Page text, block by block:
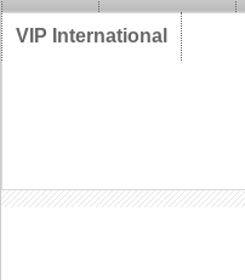
VIP International